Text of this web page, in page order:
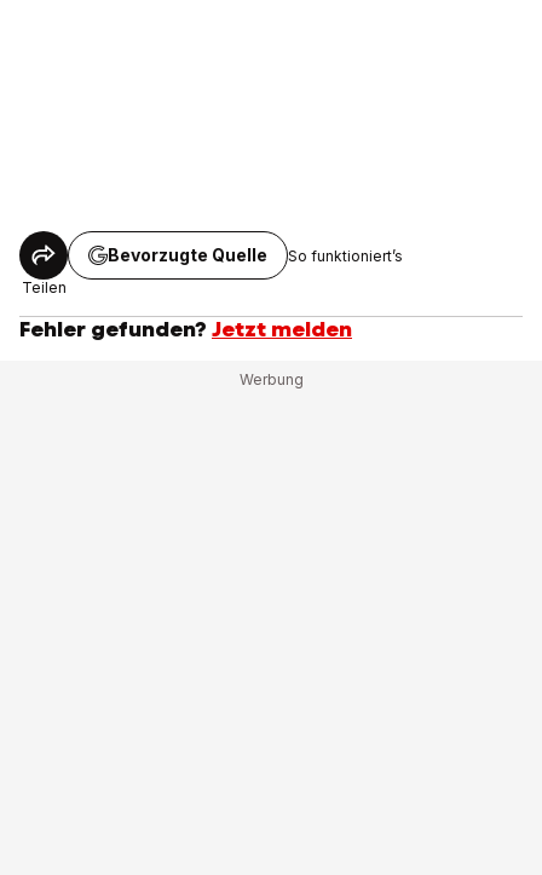
Teilen
Bevorzugte Quelle So funktioniert’s
Fehler gefunden? Jetzt melden